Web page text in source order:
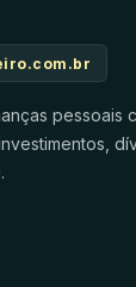
pessoais